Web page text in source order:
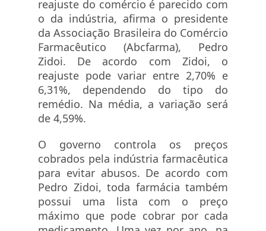
reajuste do comércio é parecido com
o da indústria, afirma o presidente
da Associação Brasileira do Comércio
Farmacêutico (Abcfarma), Pedro
Zidoi. De acordo com Zidoi, o
reajuste pode variar entre 2,70% e
6,31%, dependendo do tipo do
remédio. Na média, a variação será
de 4,59%.
O governo controla os preços
cobrados pela indústria farmacêutica
para evitar abusos. De acordo com
Pedro Zidoi, toda farmácia também
possui uma lista com o preço
máximo que pode cobrar por cada